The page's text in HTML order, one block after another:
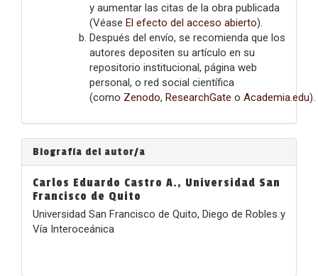
y aumentar las citas de la obra publicada
(Véase El efecto del acceso abierto).
Después del envío, se recomienda que los
autores depositen su artículo en su
repositorio institucional, página web
personal, o red social científica
(como Zenodo, ResearchGate o Academia.edu).
Biografía del autor/a
Carlos Eduardo Castro A., Universidad San
Francisco de Quito
Universidad San Francisco de Quito, Diego de Robles y
Vía Interoceánica